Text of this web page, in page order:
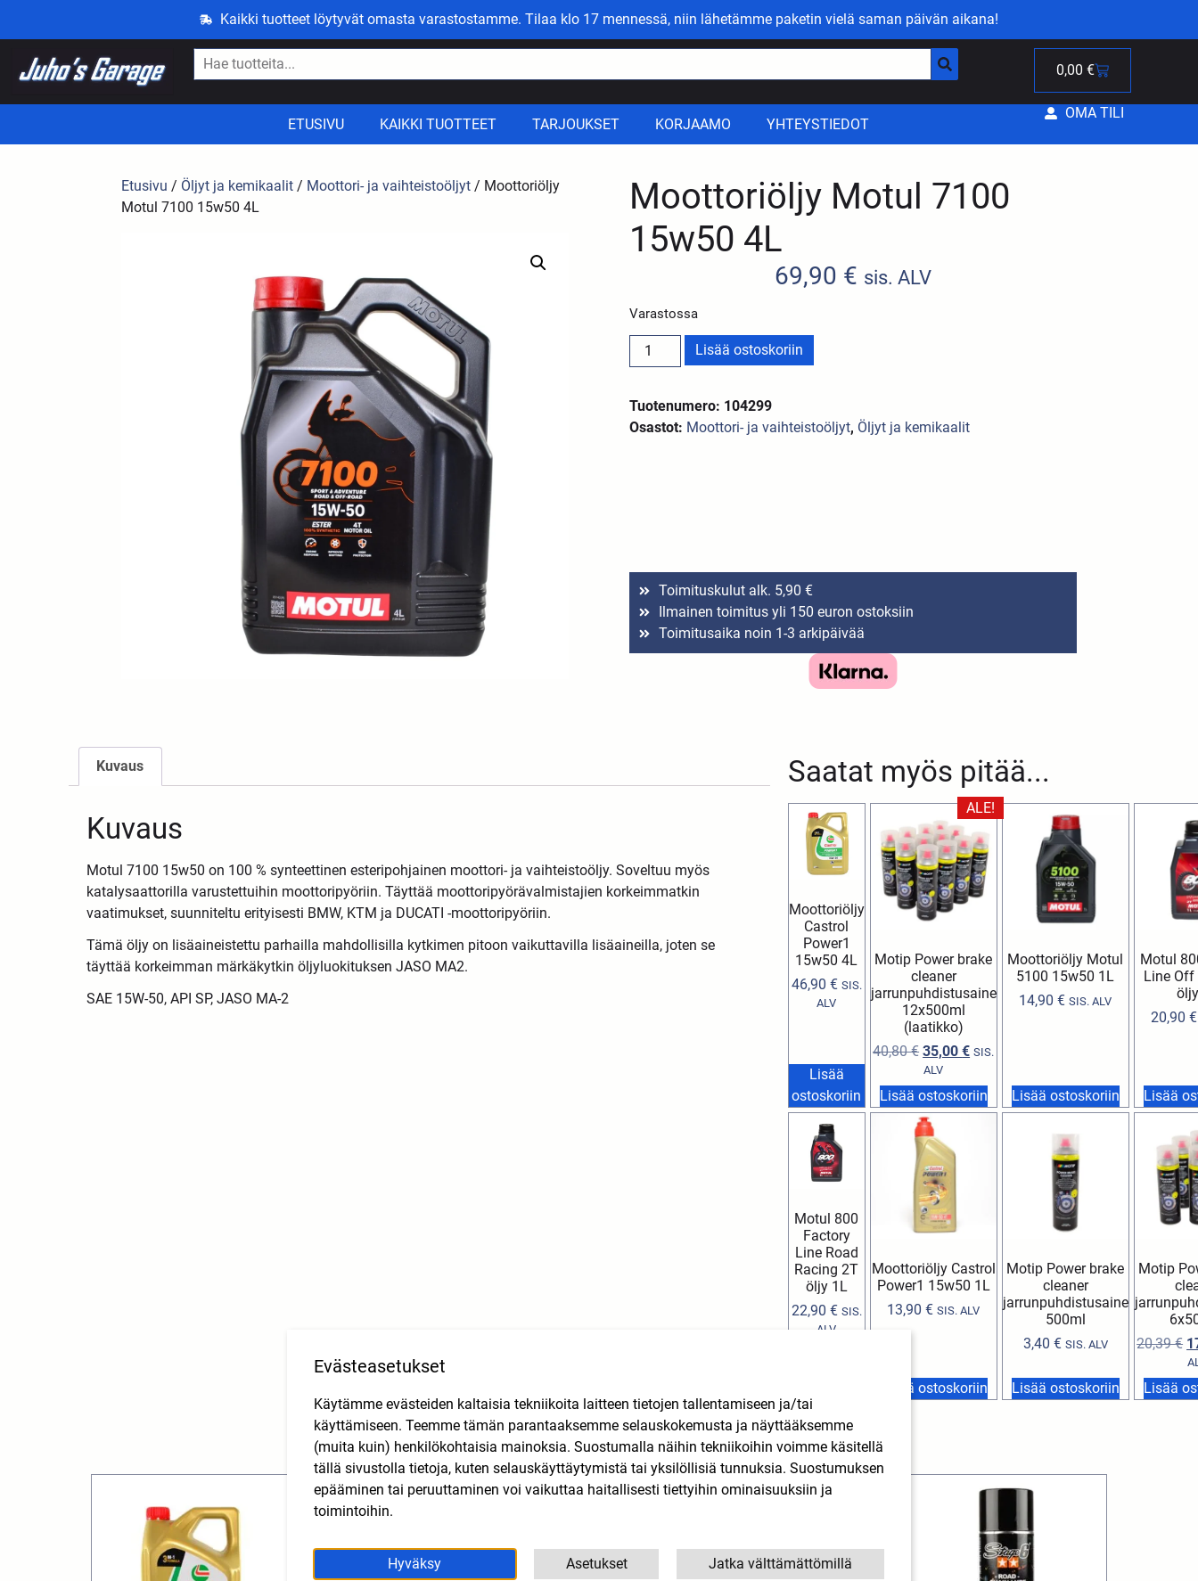
Kaikki tuotteet löytyvät omasta varastostamme. Tilaa klo 17 mennessä, niin lähetämme paketin vielä saman päivän aikana!
0,00 €
ETUSIVU KAIKKI TUOTTEET TARJOUKSET KORJAAMO YHTEYSTIEDOT
OMA TILI
Etusivu / Öljyt ja kemikaalit / Moottori- ja vaihteistoöljyt / Moottoriöljy
Motul 7100 15w50 4L
Moottoriöljy Motul 7100
15w50 4L
69,90 € sis. ALV
Varastossa
Lisää ostoskoriin
Tuotenumero: 104299
Osastot: Moottori- ja vaihteistoöljyt, Öljyt ja kemikaalit
Toimituskulut alk. 5,90 €
Ilmainen toimitus yli 150 euron ostoksiin
Toimitusaika noin 1-3 arkipäivää
Saatat myös pitää...
Moottoriöljy
Castrol
Power1
15w50 4L
46,90 € SIS.
ALV
Lisää
ostoskoriin
ALE!
Motip Power brake
cleaner
jarrunpuhdistusaine
12x500ml
(laatikko)
40,80€ 35,00€ SIS.
ALV
Lisää ostoskoriin
Moottoriöljy Motul
5100 15w50 1L
14,90€ SIS. ALV
Lisää ostoskoriin
Motul
Line Off
20,90€
Lisää
Motul 800
Factory
Line Road
Racing 2T
öljy 1L
22,90 € SIS.
ALV
Moottoriöljy Castrol
Power1 15w50 1L
13,90€ SIS. ALV
Lisää ostoskoriin
Motip Power brake
cleaner
jarrunpuhdistusaine
500ml
3,40 € SIS. ALV
Lisää ostoskoriin
Motip
20,39€
Lisää
Kuvaus
Kuvaus
Motul 7100 15w50 on 100 % synteettinen esteripohjainen moottori- ja vaihteistoöljy. Soveltuu myös
katalysaattorilla varustettuihin moottoripyöriin. Täyttää moottoripyörävalmistajien korkeimmatkin
vaatimukset, suunniteltu erityisesti BMW, KTM ja DUCATI -moottoripyöriin.
Tämä öljy on lisäaineistettu parhailla mahdollisilla kytkimen pitoon vaikuttavilla lisäaineilla, joten se
täyttää korkeimman märkäkytkin öljyluokituksen JASO MA2.
SAE 15W-50, API SP, JASO MA-2
Tutustu myös
Evästeasetukset
Käytämme evästeiden kaltaisia tekniikoita laitteen tietojen tallentamiseen ja/tai
käyttämiseen. Teemme tämän parantaaksemme selauskokemusta ja näyttääksemme
(muita kuin) henkilökohtaisia mainoksia. Suostumalla näihin tekniikoihin voimme käsitellä
tällä sivustolla tietoja, kuten selauskäyttäytymistä tai yksilöllisiä tunnuksia. Suostumuksen
epääminen tai peruuttaminen voi vaikuttaa haitallisesti tiettyihin ominaisuuksiin ja
toimintoihin.
Hyväksy Asetukset Jatka välttämättömillä